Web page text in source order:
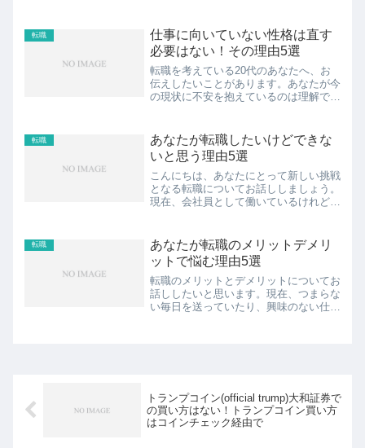
たので行動した3.仕事向いてないと気付
いて転職をした結果...
転職
仕事に向いていない性格は直す
必要はない！その理由5選
転職を考えている20代のあなたへ、お
伝えしたいことがあります。あなたが今
の現状に不安を抱えているのは理解でき
もあるでしょう。しかし、仕事に向いて
いない性格だからといって...
転職
あなたが転職したいけどできな
いと思う理由5選
こんにちは、あなたにとって新しい挑戦
となる転職についてお話ししましょう。
現在、会社員として働いているけれど
では、転職したいけれどできないと思っ
ている理由や、転職活動を始...
転職
あなたが転職のメリットデメリ
ットで悩む理由5選
転職のメリットとデメリットについてお
話ししたいと思います。現在、つまらな
い毎日を送っていたり、興味のない仕事
トランプコイン(official trump)大和証券で
の買い方はない！トランプコイン買い方
はコインチェック経由で